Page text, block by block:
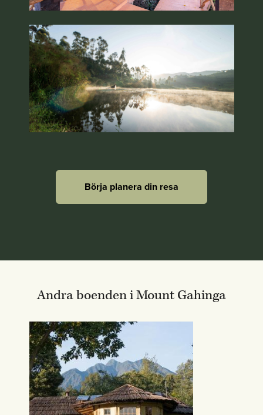
Börja planera din resa
Andra boenden i Mount Gahinga